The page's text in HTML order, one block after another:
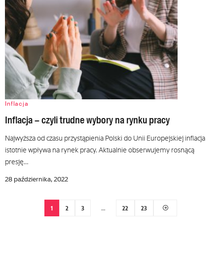
Inflacja
Inflacja – czyli trudne wybory na rynku pracy
Najwyższa od czasu przystąpienia Polski do Unii Europejskiej inflacja
istotnie wpływa na rynek pracy. Aktualnie obserwujemy rosnącą
presję…
28 października, 2022
1 2 3 … 22 23